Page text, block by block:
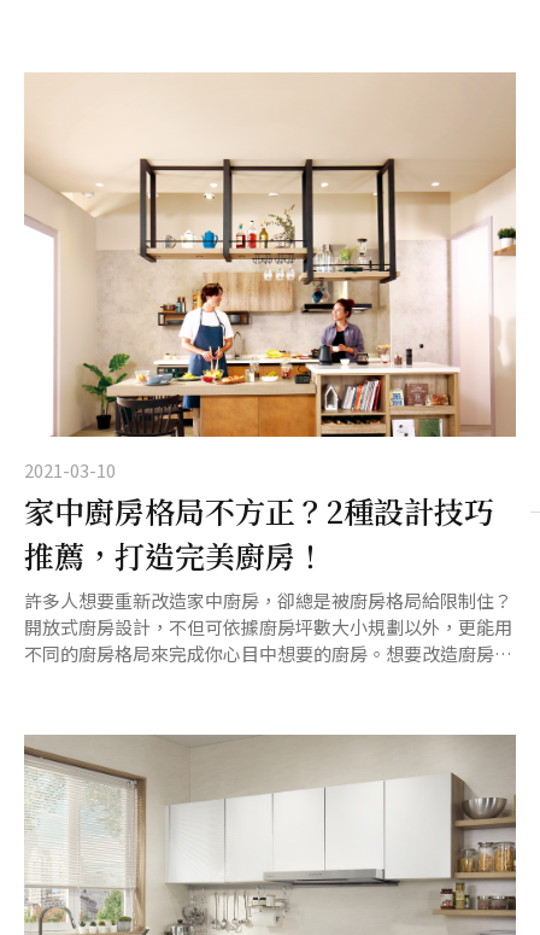
2021-03-10
家中廚房格局不方正？2種設計技巧
推薦，打造完美廚房！
許多人想要重新改造家中廚房，卻總是被廚房格局給限制住？
開放式廚房設計，不但可依據廚房坪數大小規劃以外，更能用
不同的廚房格局來完成你心目中想要的廚房。想要改造廚房格